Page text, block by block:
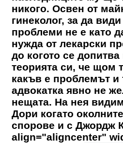
никого. Освен от
гинеколог, за да
проблеми не е като
нужда от лекарски
до когото се
теорията си, че щом
какъв е проблемът
адвокатка явно не
нещата. На нея
Дори когато
спорове и с Джордж
align="aligncenter"